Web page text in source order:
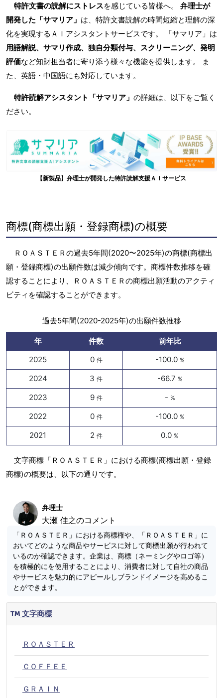
特許文書の読解にストレスを感じている皆様へ。 弁理士が
開発した「サマリア」 は、特許文書読解の時間短縮と理解の深
化を実現するＡＩアシスタントサービスです。 「サマリア」は
用語解説、サマリ作成、独自分類付与、スクリーニング、発明
評価など知財担当者に寄り添う様々な機能を提供します。 ま
た、英語・中国語にも対応しています。
特許読解アシスタント「サマリア」 の詳細は、以下をご覧く
ださい。
【新製品】弁理士が開発した特許読解支援ＡＩサービス
商標(商標出願・登録商標)の概要
ＲＯＡＳＴＥＲの過去5年間(2020〜2025年)の商標(商標出
願・登録商標)の出願件数は減少傾向です。商標件数推移を確
認することにより、ＲＯＡＳＴＥＲの商標出願活動のアクティ
ビティを確認することができます。
過去5年間(2020-2025年)の出願件数推移
年 件数
前年比
2025
0 件 -100.0 %
2024 3 件 -66.7 %
2023 9 件 - %
2022 0 件 -100.0 %
2021 2 件 0.0 %
文字商標「ＲＯＡＳＴＥＲ」における商標(商標出願・登録
商標)の概要は、以下の通りです。
弁理士
大瀬 佳之のコメント
「ＲＯＡＳＴＥＲ」における商標権や、「ＲＯＡＳＴＥＲ」に
おいてどのような商品やサービスに対して商標出願が行われて
いるのか確認できます。企業は、商標（ネーミングやロゴ等）
を積極的にを使用することにより、消費者に対して自社の商品
やサービスを魅力的にアピールしブランドイメージを高めるこ
とができます。
文字商標
ＲＯＡＳＴＥＲ
ＣＯＦＦＥＥ
ＧＲＡＩＮ